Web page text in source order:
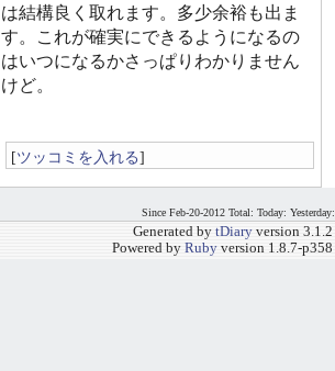
は結構良く取れます。多少余裕も出ま
す。これが確実にできるようになるの
はいつになるかさっぱりわかりません
けど。
[ツッコミを入れる]
Since Feb-20-2012 Total: Today: Yesterday:
Generated by tDiary version 3.1.2
Powered by Ruby version 1.8.7-p358